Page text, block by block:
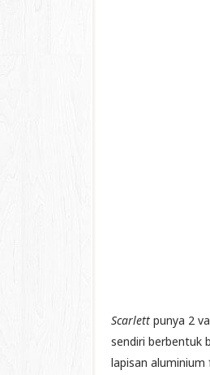
Scarlett punya 2
sendiri berbentuk
lapisan